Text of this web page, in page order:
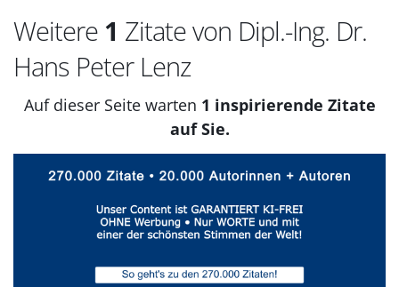
Weitere 1 Zitate von Dipl.-Ing. Dr.
Hans Peter Lenz
Auf dieser Seite warten 1 inspirierende Zitate
auf Sie.